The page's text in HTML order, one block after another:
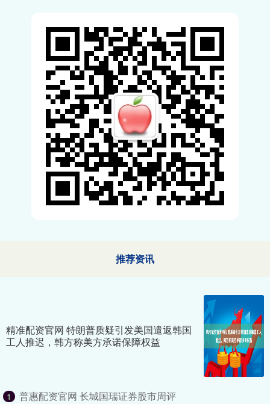
推荐资讯
精准配资官网 特朗普质疑引发美国遣返韩国
工人推迟，韩方称美方承诺保障权益
1 普惠配资官网 长城国瑞证券股市周评